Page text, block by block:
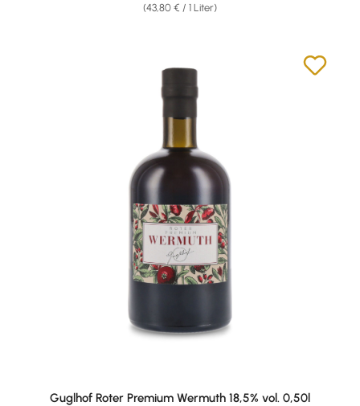
(43,80 € / 1 Liter)
Guglhof Roter Premium Wermuth 18,5% vol. 0,50l